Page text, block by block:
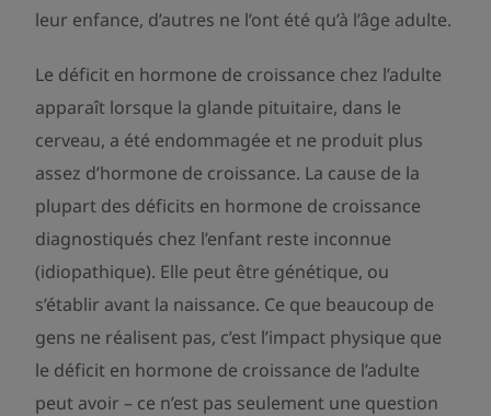
leur enfance, d’autres ne l’ont été qu’à l’âge adulte.
Le déficit en hormone de croissance chez l’adulte
apparaît lorsque la glande pituitaire, dans le
cerveau, a été endommagée et ne produit plus
assez d’hormone de croissance. La cause de la
plupart des déficits en hormone de croissance
diagnostiqués chez l’enfant reste inconnue
(idiopathique). Elle peut être génétique, ou
s’établir avant la naissance. Ce que beaucoup de
gens ne réalisent pas, c’est l’impact physique que
le déficit en hormone de croissance de l’adulte
peut avoir – ce n’est pas seulement une question